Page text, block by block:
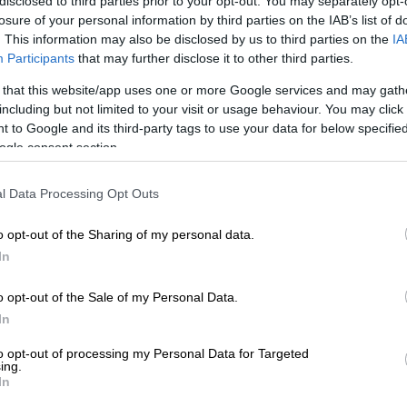
of your personal information by third parties on the IAB’s list of
This information may also be disclosed by us to third parties on the
Participants that may further disclose it to other third parties.
that this website/app uses one or more Google services and may
but not limited to your visit or usage behaviour. You may
to Google and its third-party tags to use your data for below
consent section.
Data Processing Opt Outs
opt-out of the Sharing of my personal data.
opt-out of the Sale of my Personal Data.
opt-out of processing my Personal Data for Targeted
το ΕΘΝΟΣ στη Google
ανάμεσα στα πιο μελετημένα θρεπτικά
όπως καρύδια, θαλασσινά, λιπαρά
από τρία είδη: το άλφα
οξύ (ΕPA) και το δεκαεξανοϊκό οξύ
στον λιναρόσπορο και στα φύκια. Τα
εντοπίζονται σε λιπαρά ψάρια, όπως στον
Και τα τρία προσφέρουν ισχυρά
να βοηθούν στην καταπολέμηση της